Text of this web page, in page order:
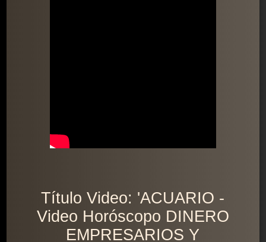
Título Video: 'ACUARIO -
Video Horóscopo DINERO
EMPRESARIOS Y